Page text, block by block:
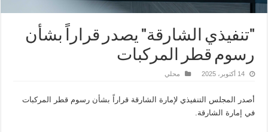
"تنفيذي الشارقة" يصدر قراراً بشأن
رسوم قطر المركبات
14 أكتوبر، 2025 محلي
أصدر المجلس التنفيذي لإمارة الشارقة قراراً بشأن رسوم قطر المركبات
في إمارة الشارقة.